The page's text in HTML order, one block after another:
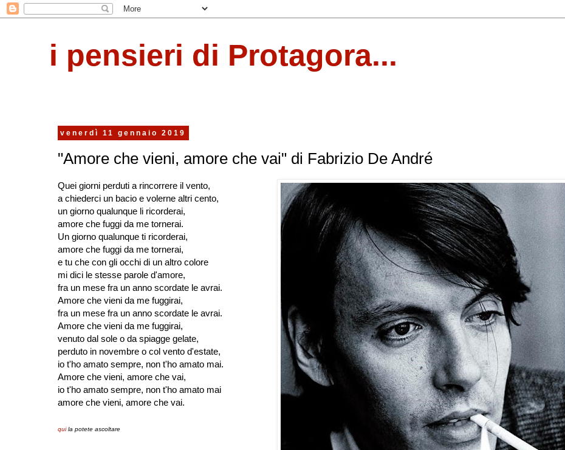
i pensieri di Protagora...
venerdì 11 gennaio 2019
"Amore che vieni, amore che vai" di Fabrizio De André
Quei giorni perduti a rincorrere il vento,
a chiederci un bacio e volerne altri cento,
un giorno qualunque li ricorderai,
amore che fuggi da me tornerai.
Un giorno qualunque ti ricorderai,
amore che fuggi da me tornerai,
e tu che con gli occhi di un altro colore
mi dici le stesse parole d'amore,
fra un mese fra un anno scordate le avrai.
Amore che vieni da me fuggirai,
fra un mese fra un anno scordate le avrai.
Amore che vieni da me fuggirai,
venuto dal sole o da spiagge gelate,
perduto in novembre o col vento d'estate,
io t'ho amato sempre, non t'ho amato mai.
Amore che vieni, amore che vai,
io t'ho amato sempre, non t'ho amato mai
amore che vieni, amore che vai.
quila potete ascoltare